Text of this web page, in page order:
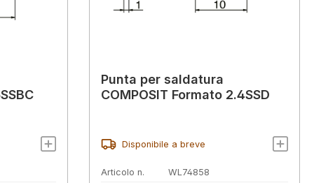
Punta per saldatura
COMPOSIT Formato 2.4SSD
Disponibile a breve
Articolo n. WL74858